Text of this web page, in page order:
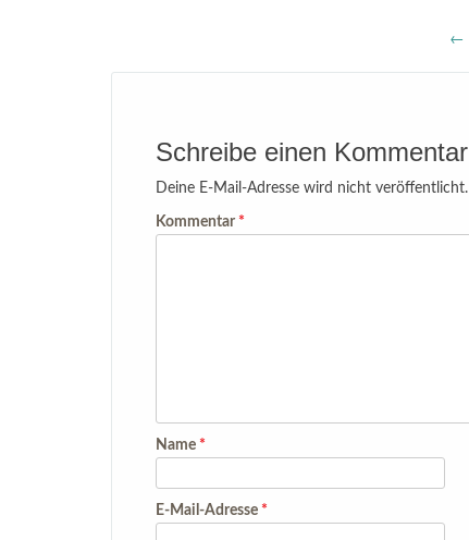
navigation
←
Schreibe einen Kommentar
Deine E-Mail-Adresse wird nicht veröffentlicht.
Kommentar *
Name *
E-Mail-Adresse *